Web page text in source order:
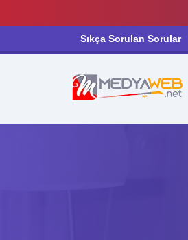
Sıkça Sorulan Sorular